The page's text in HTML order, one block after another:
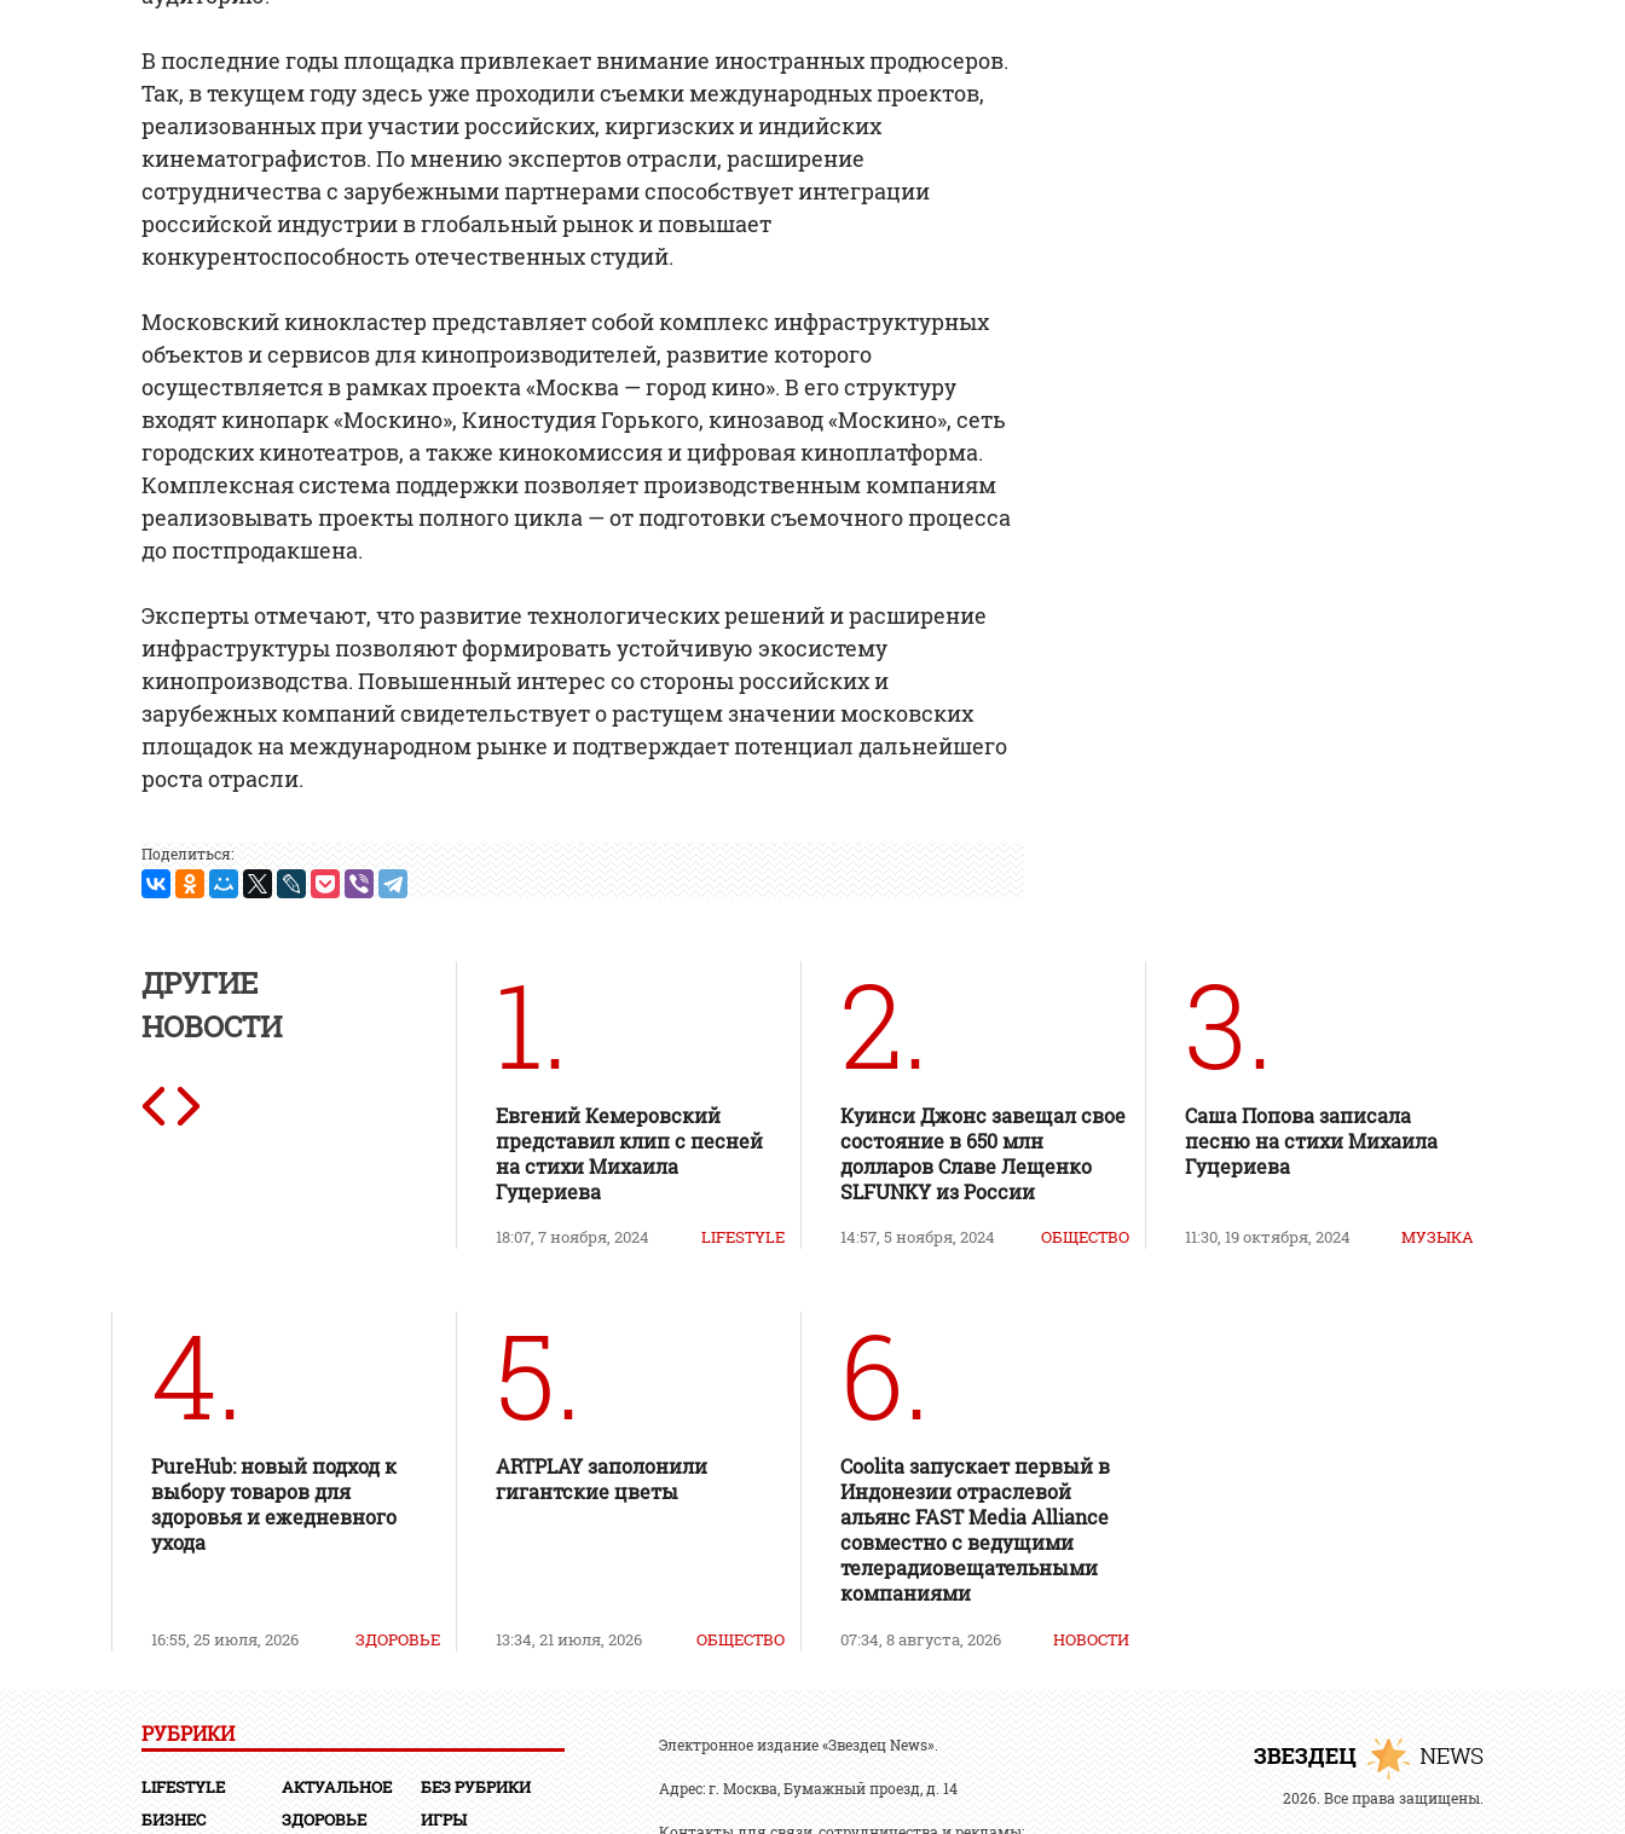
В последние годы площадка привлекает внимание иностранных продюсеров.
Так, в текущем году здесь уже проходили съемки международных проектов,
реализованных при участии российских, киргизских и индийских
кинематографистов. По мнению экспертов отрасли, расширение
сотрудничества с зарубежными партнерами способствует интеграции
российской индустрии в глобальный рынок и повышает
конкурентоспособность отечественных студий.
Московский кинокластер представляет собой комплекс инфраструктурных
объектов и сервисов для кинопроизводителей, развитие которого
осуществляется в рамках проекта «Москва — город кино». В его структуру
входят кинопарк «Москино», Киностудия Горького, кинозавод «Москино», сеть
городских кинотеатров, а также кинокомиссия и цифровая киноплатформа.
Комплексная система поддержки позволяет производственным компаниям
реализовывать проекты полного цикла — от подготовки съемочного процесса
до постпродакшена.
Эксперты отмечают, что развитие технологических решений и расширение
инфраструктуры позволяют формировать устойчивую экосистему
кинопроизводства. Повышенный интерес со стороны российских и
зарубежных компаний свидетельствует о растущем значении московских
площадок на международном рынке и подтверждает потенциал дальнейшего
роста отрасли.
Поделиться:
ДРУГИЕ
НОВОСТИ
1.
Евгений Кемеровский
представил клип с песней
на стихи Михаила
Гуцериева
18:07, 7 ноября, 2024 LIFESTYLE
2.
Куинси Джонс завещал свое
состояние в 650 млн
долларов Славе Лещенко
SLFUNKY из России
14:57, 5 ноября, 2024 ОБЩЕСТВО
3.
Саша Попова записала
песню на стихи Михаила
Гуцериева
11:30, 19 октября, 2024 МУЗЫКА
4.
PureHub: новый подход к
выбору товаров для
здоровья и ежедневного
ухода
16:55, 25 июля, 2026 ЗДОРОВЬЕ
5.
ARTPLAY заполонили
гигантские цветы
13:34, 21 июля, 2026 ОБЩЕСТВО
6.
Coolita запускает первый в
Индонезии отраслевой
альянс FAST Media Alliance
совместно с ведущими
телерадиовещательными
компаниями
07:34, 8 августа, 2026 НОВОСТИ
РУБРИКИ
LIFESTYLE АКТУАЛЬНОЕ
БЕЗ РУБРИКИ
БИЗНЕС
ЗДОРОВЬЕ ИГРЫ
Электронное издание «Звездец News».
Адрес: г. Москва, Бумажный проезд, д. 14 2026. Все права защищены.